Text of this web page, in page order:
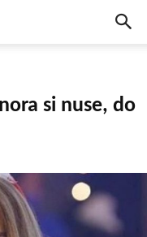
si nuse, do